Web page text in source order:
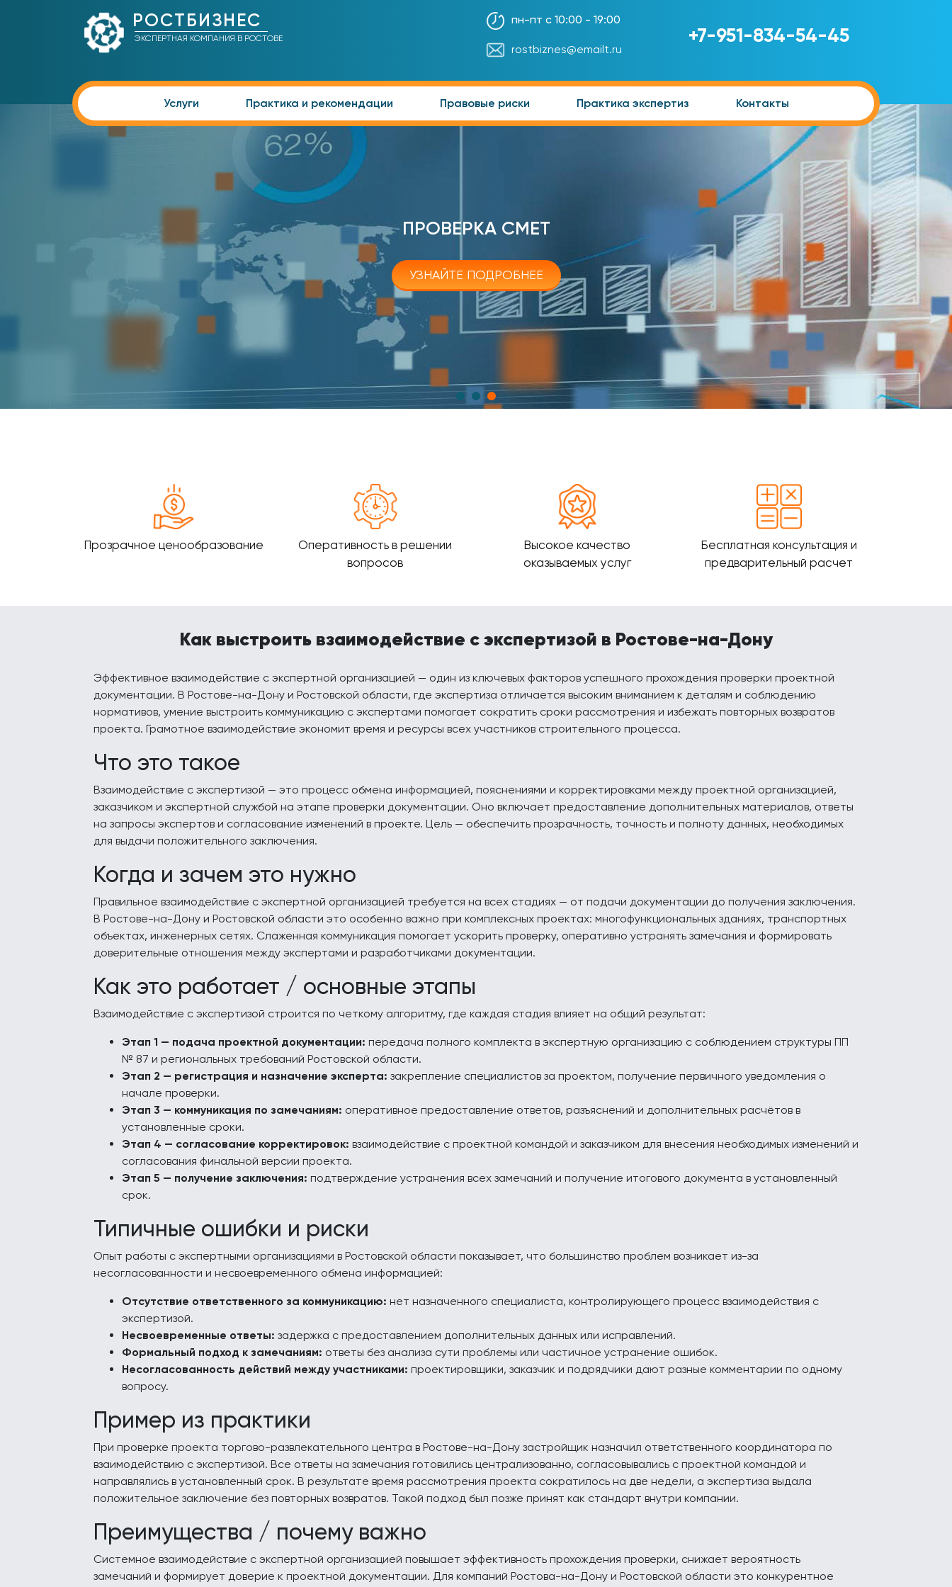
РОСТБИЗНЕС
ЭКСПЕРТНАЯ КОМПАНИЯ В РОСТОВЕ
пн-пт с 10:00 - 19:00
rostbiznes@emailt.ru
+7-951-834-54-45
Услуги Практика и рекомендации Правовые риски Практика экспертиз Контакты
ПРОВЕРКА СМЕТ
УЗНАЙТЕ ПОДРОБНЕЕ
Прозрачное ценообразование
Оперативность в решении
вопросов
Высокое качество
оказываемых услуг
Бесплатная консультация и
предварительный расчет
Как выстроить взаимодействие с экспертизой в Ростове-на-Дону
Эффективное взаимодействие с экспертной организацией — один из ключевых факторов успешного прохождения проверки проектной
документации. В Ростове-на-Дону и Ростовской области, где экспертиза отличается высоким вниманием к деталям и соблюдению
нормативов, умение выстроить коммуникацию с экспертами помогает сократить сроки рассмотрения и избежать повторных возвратов
проекта. Грамотное взаимодействие экономит время и ресурсы всех участников строительного процесса.
Что это такое
Взаимодействие с экспертизой — это процесс обмена информацией, пояснениями и корректировками между проектной организацией,
заказчиком и экспертной службой на этапе проверки документации. Оно включает предоставление дополнительных материалов, ответы
на запросы экспертов и согласование изменений в проекте. Цель — обеспечить прозрачность, точность и полноту данных, необходимых
для выдачи положительного заключения.
Когда и зачем это нужно
Правильное взаимодействие с экспертной организацией требуется на всех стадиях — от подачи документации до получения заключения.
В Ростове-на-Дону и Ростовской области это особенно важно при комплексных проектах: многофункциональных зданиях, транспортных
объектах, инженерных сетях. Слаженная коммуникация помогает ускорить проверку, оперативно устранять замечания и формировать
доверительные отношения между экспертами и разработчиками документации.
Как это работает / основные этапы
Взаимодействие с экспертизой строится по четкому алгоритму, где каждая стадия влияет на общий результат:
Этап 1 — подача проектной документации: передача полного комплекта в экспертную организацию с соблюдением структуры ПП
№ 87 и региональных требований Ростовской области.
Этап 2 — регистрация и назначение эксперта: закрепление специалистов за проектом, получение первичного уведомления о
начале проверки.
Этап 3 — коммуникация по замечаниям: оперативное предоставление ответов, разъяснений и дополнительных расчётов в
установленные сроки.
Этап 4 — согласование корректировок: взаимодействие с проектной командой и заказчиком для внесения необходимых изменений и
согласования финальной версии проекта.
Этап 5 — получение заключения: подтверждение устранения всех замечаний и получение итогового документа в установленный
срок.
Типичные ошибки и риски
Опыт работы с экспертными организациями в Ростовской области показывает, что большинство проблем возникает из-за
несогласованности и несвоевременного обмена информацией:
Отсутствие ответственного за коммуникацию: нет назначенного специалиста, контролирующего процесс взаимодействия с
экспертизой.
Несвоевременные ответы: задержка с предоставлением дополнительных данных или исправлений.
Формальный подход к замечаниям: ответы без анализа сути проблемы или частичное устранение ошибок.
Несогласованность действий между участниками: проектировщики, заказчик и подрядчики дают разные комментарии по одному
вопросу.
Пример из практики
При проверке проекта торгово-развлекательного центра в Ростове-на-Дону застройщик назначил ответственного координатора по
взаимодействию с экспертизой. Все ответы на замечания готовились централизованно, согласовывались с проектной командой и
направлялись в установленный срок. В результате время рассмотрения проекта сократилось на две недели, а экспертиза выдала
положительное заключение без повторных возвратов. Такой подход был позже принят как стандарт внутри компании.
Преимущества / почему важно
Системное взаимодействие с экспертной организацией повышает эффективность прохождения проверки, снижает вероятность
замечаний и формирует доверие к проектной документации. Для компаний Ростова-на-Дону и Ростовской области это конкурентное